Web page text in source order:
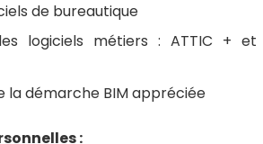
de bureautique
logiciels métiers : ATTIC + et
la démarche BIM appréciée
: